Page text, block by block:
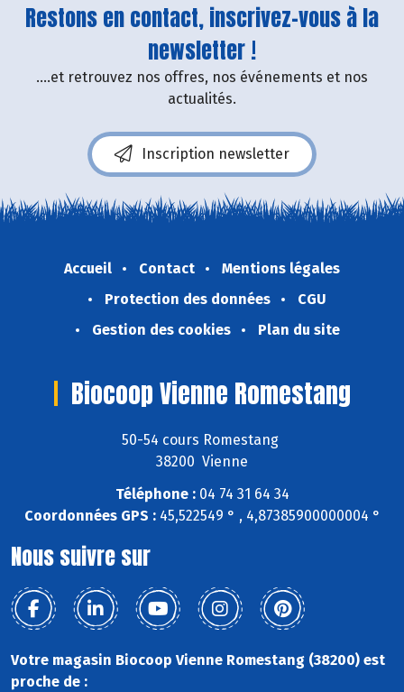
Restons en contact, inscrivez-vous à la
newsletter !
....et retrouvez nos offres, nos événements et nos
actualités.
Inscription newsletter
Accueil Contact
Mentions légales
Protection des données
CGU
Gestion des cookies
Plan du site
Biocoop Vienne Romestang
50-54 cours Romestang
38200 Vienne
Téléphone :04 74 31 64 34
Coordonnées GPS :45,522549 ° , 4,87385900000004 °
Nous suivre sur
Votre magasin Biocoop Vienne Romestang (38200) est
proche de :